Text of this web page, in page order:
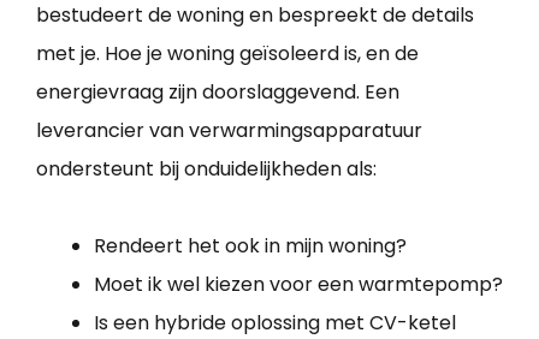
bestudeert de woning en bespreekt de details
met je. Hoe je woning geïsoleerd is, en de
energievraag zijn doorslaggevend. Een
leverancier van verwarmingsapparatuur
ondersteunt bij onduidelijkheden als:
Rendeert het ook in mijn woning?
Moet ik wel kiezen voor een warmtepomp?
Is een hybride oplossing met CV-ketel